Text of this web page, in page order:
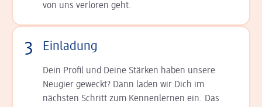
von uns verloren geht.
3 Einladung
Dein Profil und Deine Stär­ken haben unsere
Neugier geweckt? Dann laden wir Dich im
nächsten Schritt zum Kennen­lernen ein. Das